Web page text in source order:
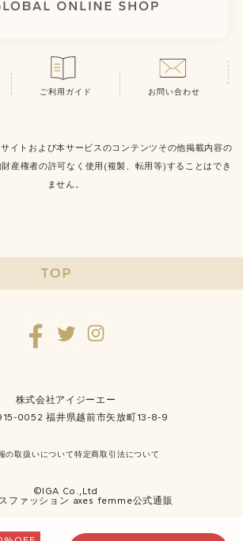
ご利用ガイド お問い合わせ
イトおよび本サービスのコンテンツその他掲載内容の
産権者の許可なく使用(複製、転用等)することはでき
ません。
TOP
株式会社アイジーエー
0052 福井県越前市矢放町13-8-9
の取扱いについて特定商取引法について
©IGA Co.,Ltd
ファッション axes femme公式通販